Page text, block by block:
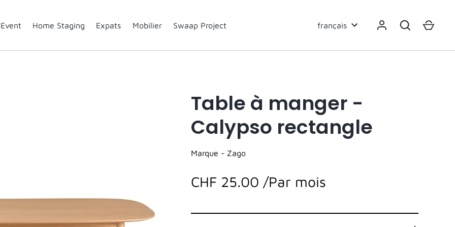
Event Home Staging Expats Mobilier Swaap Project Langue
français
Table à manger -
Calypso rectangle
Marque - Zago
CHF 25.00 /Par mois